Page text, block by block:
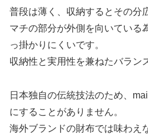
普段は薄く、収納するとその分
マチの部分が外側を向いている
っ掛かりにくいです。
収納性と実用性を兼ねたバラン
日本独自の伝統技法のため、
にすることがありません。
海外ブランドの財布では味わえ